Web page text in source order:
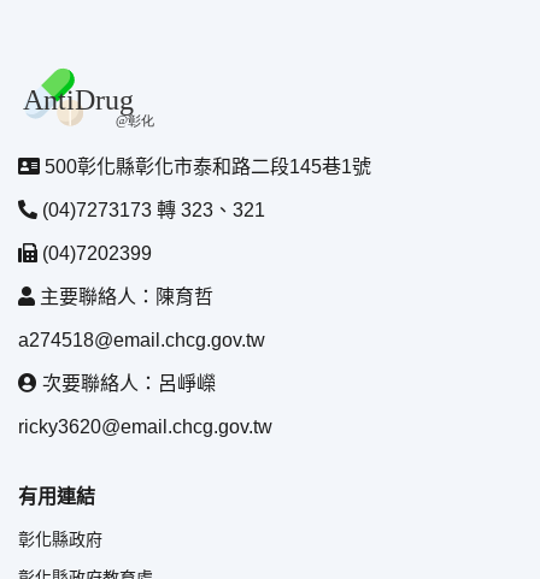
500彰化縣彰化市泰和路二段145巷1號
(04)7273173 轉 323、321
(04)7202399
主要聯絡人：陳育哲
a274518@email.chcg.gov.tw
次要聯絡人：呂崢嶸
ricky3620@email.chcg.gov.tw
有用連結
彰化縣政府